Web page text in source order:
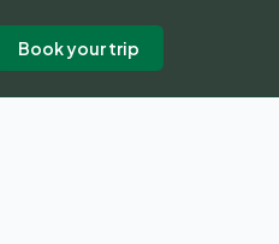
Book your trip